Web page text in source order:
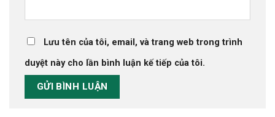
Lưu tên của tôi, email, và trang web trong trình
duyệt này cho lần bình luận kế tiếp của tôi.